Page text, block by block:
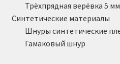
Трёхпрядная верёвка 5 мм
Синтетические материалы
Шнуры синтетические
Гамаковый шнур